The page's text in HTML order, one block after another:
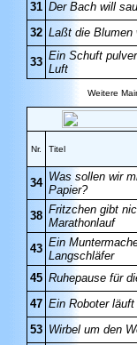
31 Der Bach will
32 Laßt die Blumen
33 Ein Schuft
Luft
Weitere
Nr. Titel
34 Was sollen wir
Papier?
38 Fritzchen gibt
Marathonlauf
43 Ein
Langschläfer
45 Ruhepause für
47 Ein Roboter
53 Wirbel um den